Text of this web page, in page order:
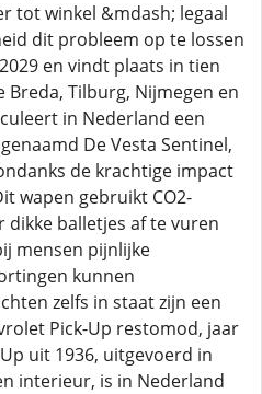
tot winkel &mdash; legaal
dit probleem op te lossen
en vindt plaats in tien
Tilburg, Nijmegen en
in Nederland een
De Vesta Sentinel,
de krachtige impact
wapen gebruikt CO2-
dikke balletjes af te vuren
mensen pijnlijke
kunnen
zelfs in staat zijn een
Pick-Up restomod, jaar
uit 1936, uitgevoerd in
interieur, is in Nederland